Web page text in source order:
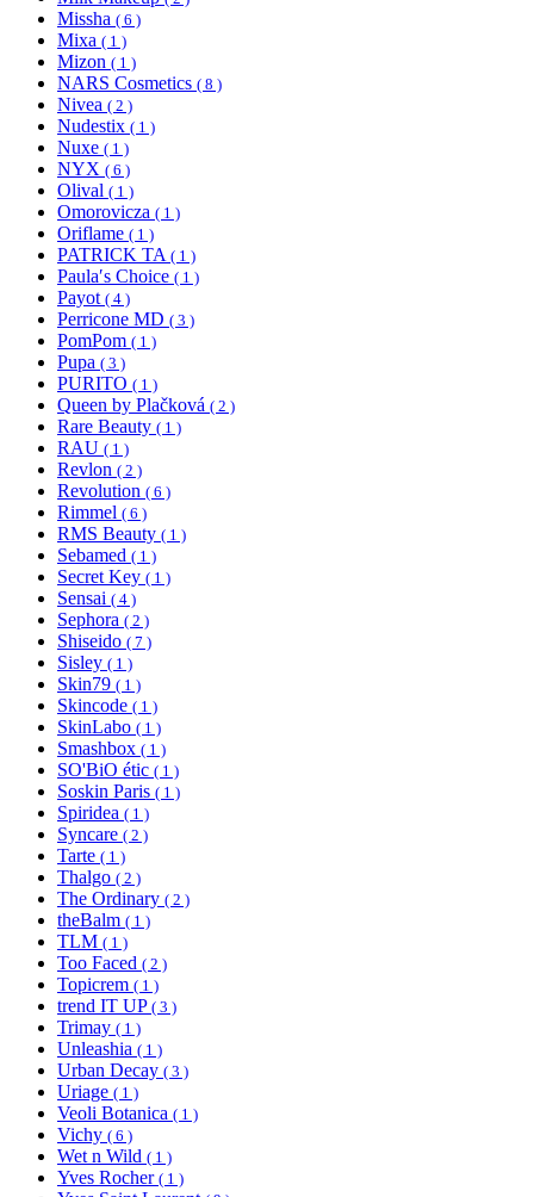
Missha ( 6 )
Mixa ( 1 )
Mizon ( 1 )
NARS Cosmetics ( 8 )
Nivea ( 2 )
Nudestix ( 1 )
Nuxe ( 1 )
NYX ( 6 )
Olival ( 1 )
Omorovicza ( 1 )
Oriflame ( 1 )
PATRICK TA ( 1 )
Paula′s Choice ( 1 )
Payot ( 4 )
Perricone MD ( 3 )
PomPom ( 1 )
Pupa ( 3 )
PURITO ( 1 )
Queen by Plačková ( 2 )
Rare Beauty ( 1 )
RAU ( 1 )
Revlon ( 2 )
Revolution ( 6 )
Rimmel ( 6 )
RMS Beauty ( 1 )
Sebamed ( 1 )
Secret Key ( 1 )
Sensai ( 4 )
Sephora ( 2 )
Shiseido ( 7 )
Sisley ( 1 )
Skin79 ( 1 )
Skincode ( 1 )
SkinLabo ( 1 )
Smashbox ( 1 )
SO'BiO étic ( 1 )
Soskin Paris ( 1 )
Spiridea ( 1 )
Syncare ( 2 )
Tarte ( 1 )
Thalgo ( 2 )
The Ordinary ( 2 )
theBalm ( 1 )
TLM ( 1 )
Too Faced ( 2 )
Topicrem ( 1 )
trend IT UP ( 3 )
Trimay ( 1 )
Unleashia ( 1 )
Urban Decay ( 3 )
Uriage ( 1 )
Veoli Botanica ( 1 )
Vichy ( 6 )
Wet n Wild ( 1 )
Yves Rocher ( 1 )